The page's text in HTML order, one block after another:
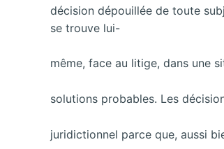
décision dépouillée de toute
se trouve lui-
même, face au litige, dans une
solutions probables. Les
juridictionnel parce que, aussi